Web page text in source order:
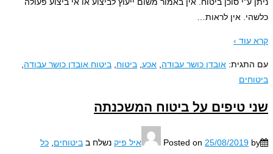
ע"י סוכן ביטוח. אין באמור משום ייעוץ לביצוע או אי ביצוע פעולה
אין לראות…
›
אובדן כושר עבודה,אכע, ביטוח,ביטוח אובדן כושר עבודה,
טיפים על ביטוח המשכנתה
Posted on25/08/2019 איל פיק נשלח בביטוחים,כל